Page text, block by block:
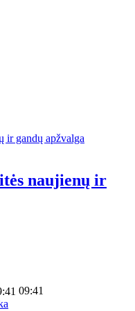
naujienų ir
09:41